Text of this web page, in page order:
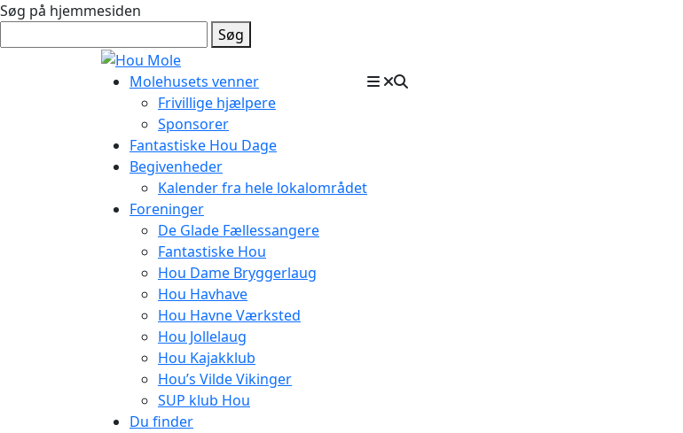
Søg på hjemmesiden
Søg
Molehusets venner
Frivillige hjælpere
Sponsorer
Fantastiske Hou Dage
Begivenheder
Kalender fra hele lokalområdet
Foreninger
De Glade Fællessangere
Fantastiske Hou
Hou Dame Bryggerlaug
Hou Havhave
Hou Havne Værksted
Hou Jollelaug
Hou Kajakklub
Hou’s Vilde Vikinger
SUP klub Hou
Du finder